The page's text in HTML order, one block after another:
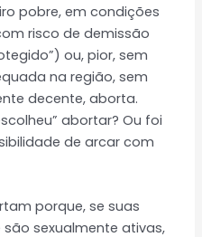
pobre, em condições
risco de demissão
ou, pior, sem
na região, sem
decente, aborta.
abortar? Ou foi
de arcar com
porque, se suas
sexualmente ativas,